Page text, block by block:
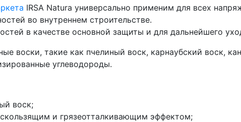
IRSA Natura универсально применим для всех
во внутреннем строительстве.
в качестве основной защиты и для дальнейшего
воски, такие как пчелиный воск, карнаубский воск,
углеводороды.
воск;
и грязеотталкивающим эффектом;